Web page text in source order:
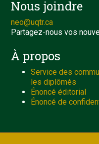
Nous joindre
neo@uqtr.ca
Partagez-nous vos
À propos
Service des
les diplômés
Énoncé éditorial
Énoncé de